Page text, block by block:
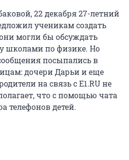
22 декабря 27-летний
ученикам создать
могли бы обсуждать
школами по физике. Но
посыпались в
дочери Дарьи и еще
на связь с E1.RU не
что с помощью чата
телефонов детей.